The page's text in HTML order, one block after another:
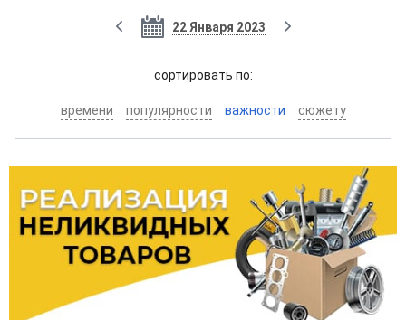
22 Января 2023
cортировать по:
времени популярности важности сюжету